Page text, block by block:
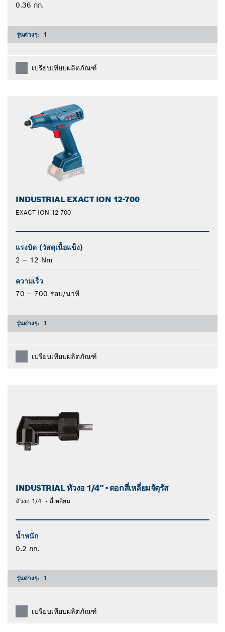
0.36 กก.
รุ่นต่างๆ: 1
เปรียบเทียบผลิตภัณฑ์
INDUSTRIAL EXACT ION 12-700
EXACT ION 12-700
แรงบิด (วัสดุเนื้อแข็ง)
2 – 12 Nm
ความเร็ว
70 – 700 รอบ/นาที
รุ่นต่างๆ: 1
เปรียบเทียบผลิตภัณฑ์
INDUSTRIAL หัวงอ 1/4" - ดอกสี่เหลี่ยมจัตุรัส
หัวงอ 1/4" - สี่เหลี่ยม
น้ำหนัก
0.2 กก.
รุ่นต่างๆ: 1
เปรียบเทียบผลิตภัณฑ์